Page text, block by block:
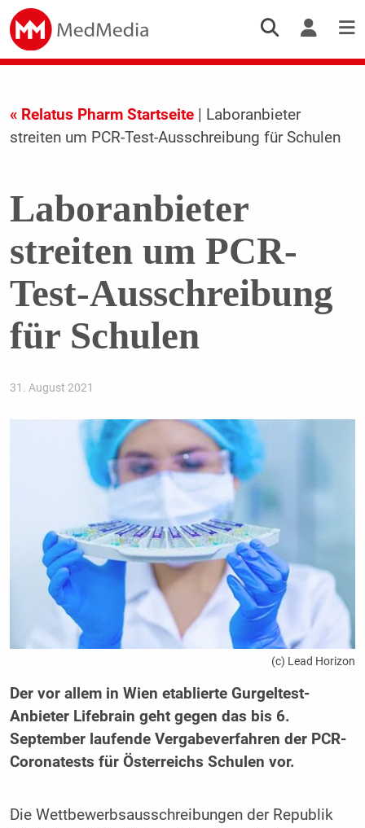
« Relatus Pharm Startseite| Laboranbieter
streiten um PCR-Test-Ausschreibung für Schulen
Laboranbieter
streiten um PCR-
Test-Ausschreibung
für Schulen
31. August 2021
(c) Lead Horizon
Der vor allem in Wien etablierte Gurgeltest-
Anbieter Lifebrain geht gegen das bis 6.
September laufende Vergabeverfahren der PCR-
Coronatests für Österreichs Schulen vor.
Die Wettbewerbsausschreibungen der Republik